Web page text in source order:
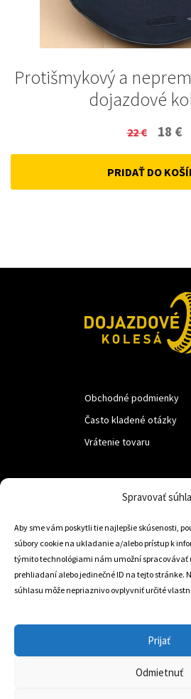
Spravovať
Aby sme vám poskytli tie najlepšie skúsenosti,
súbory cookie na ukladanie a/alebo prístup k
týmito technológiami nám umožní spracovávať
prehliadaní alebo jedinečné ID na tejto stránke.
súhlasu môže nepriaznivo ovplyvniť určité
Prijať
Odmietnuť
Protišmykový a
dojazdové
22€
Original
price
was:
18 €
PRIDAŤ DO
Obchodné podmienky
Často kladené otázky
Vrátenie tovaru
Trstená 02801
+421 905 806 234
Český